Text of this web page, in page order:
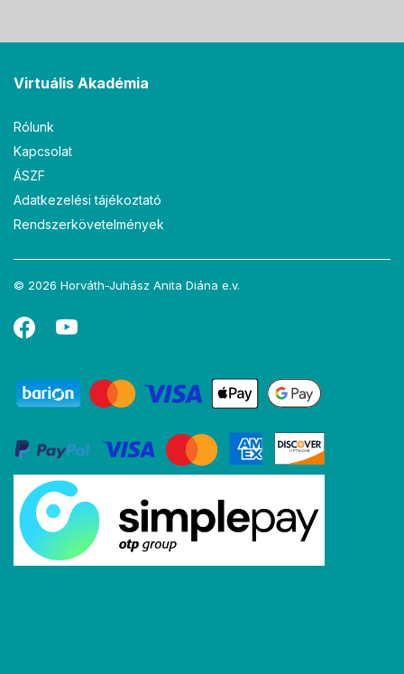
Virtuális Akadémia
Rólunk
Kapcsolat
ÁSZF
Adatkezelési tájékoztató
Rendszerkövetelmények
© 2026 Horváth-Juhász Anita Diána e.v.